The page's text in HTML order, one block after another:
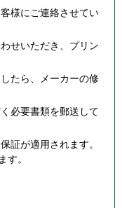
様にご連絡させてい
せいただき、プリン
たら、メーカーの修
必要書類を郵送して
証が適用されます。
す。